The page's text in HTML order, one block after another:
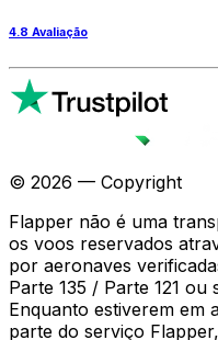
4.8 Avaliação
© 2026 — Copyright
Flapper não é uma
os voos reservados
por aeronaves
Parte 135 / Parte 121 ou
Enquanto estiverem em
parte do serviço